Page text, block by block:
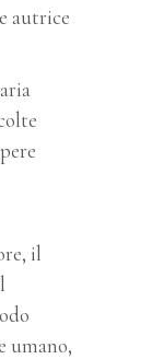
autrice
il
umano,